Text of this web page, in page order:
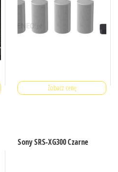
Zobacz cenę
Sony SRS-XG300 Czarne